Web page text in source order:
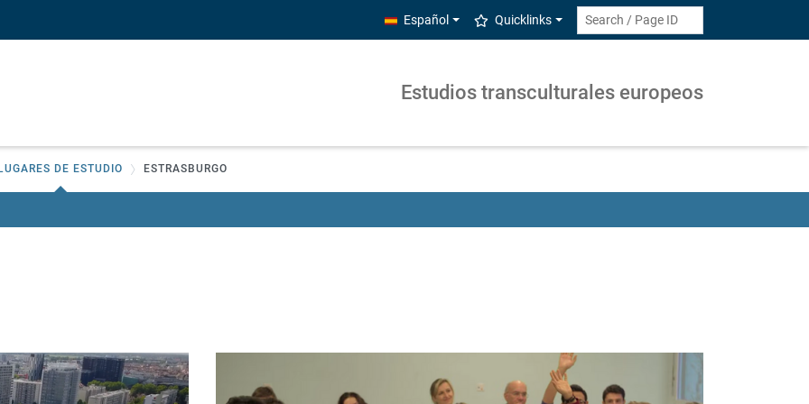
Español Quicklinks
Estudios transculturales europeos
DE ESTUDIO ESTRASBURGO